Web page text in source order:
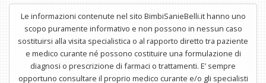
Le informazioni contenute nel sito BimbiSanieBelli.it hanno uno
scopo puramente informativo e non possono in nessun caso
sostituirsi alla visita specialistica o al rapporto diretto tra paziente
e medico curante né possono costituire una formulazione di
diagnosi o prescrizione di farmaci o trattamenti. E’ sempre
opportuno consultare il proprio medico curante e/o gli specialisti